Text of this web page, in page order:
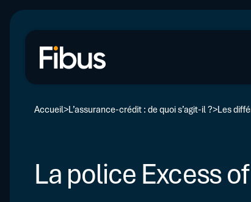
Accueil L’assurance-crédit : de quoi s’agit-il ? Les
La police Excess